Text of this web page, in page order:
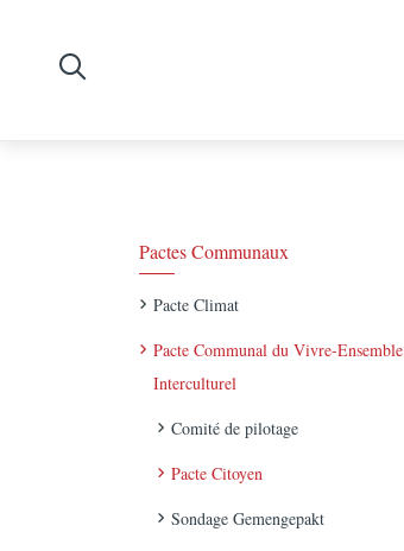
Pactes Communaux
Pacte Climat
Pacte Communal du Vivre-Ensemble
Interculturel
Comité de pilotage
Pacte Citoyen
Sondage Gemengepakt